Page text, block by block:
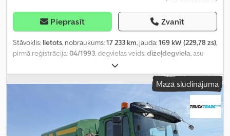
Pieprasīt Zvanīt
Stāvoklis: lietots, nobraukums:17 233 km, jauda:169 kW (229,78 zs),
pirmā reģistrācija:04/1993, degvielas veids:dīzeļdegviela, asu
sarkans
Mazā sludinājuma